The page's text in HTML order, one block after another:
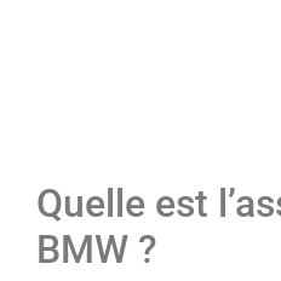
Quelle est
BMW ?